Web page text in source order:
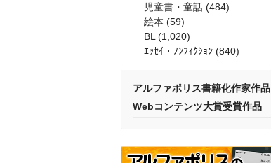
児童書・童話 (484)
絵本 (59)
BL (1,020)
ｴｯｾｲ・ﾉﾝﾌｨｸｼｮﾝ (840)
アルファポリス書籍化作家作品
Webコンテンツ大賞受賞作品